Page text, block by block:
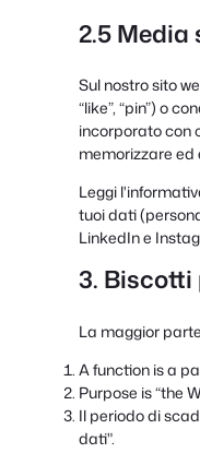
2.5 Media
Sul nostro sito
“like”, “pin”) o
incorporato con
memorizzare
Leggi
tuoi dati
LinkedIn e
3.
La maggior
A function is a
Purpose is “the
Il periodo di
dati".